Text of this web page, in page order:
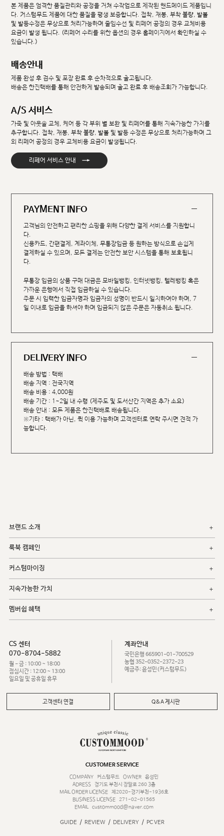
본 제품은 엄격한 품질관리와 공정을 거쳐 수작업으로 제작된 핸드메이드 제품입니
다. 커스텀무드 제품에 대한 품질을 평생 보증합니다. 접착, 재봉, 부착 불량, 발볼
및 발등수정은 무상으로 처리가능하며 줄임수선 및 리페어 공정의 경우 교체비용
요금이 발생 됩니다. (리페어 수리를 위한 옵션의 경우 홈페이지에서 확인하실 수
있습니다.)
배송안내
제품 완성 후 검수 및 포장 완료 후 순차적으로 출고됩니다.
배송은 한진택배를 통해 안전하게 발송되며 출고 완료 후 배송조회가 가능합니다.
A/S 서비스
가죽 및 아웃솔 교체, 케어 등 각 부위 별 보완 및 리페어를 통해 지속가능한 가치를
추구합니다. 접착, 재봉, 부착 불량, 발볼 및 발등 수정은 무상으로 처리가능하며 그
외 리페어 공정의 경우 교체비용 요금이 발생됩니다.
리페어 서비스 안내 →
PAYMENT INFO
고객님의 안전하고 편리한 쇼핑을 위해 다양한 결제 서비스를 지원합니
다.
신용카드, 간편결제, 계좌이체, 무통장입금 등 원하는 방식으로 손쉽게
결제하실 수 있으며, 모든 결제는 안전한 보안 시스템을 통해 보호됩니
다.
무통장 입금의 상품 구매 대금은 모바일뱅킹, 인터넷뱅킹, 텔레뱅킹 혹은
가까운 은행에서 직접 입금하실 수 있습니다.
주문 시 입력한 입금자명과 입금자의 성명이 반드시 일치하여야 하며, 7
일 이내로 입금을 하셔야 하며 입금되지 않은 주문은 자동취소 됩니다.
DELIVERY INFO
배송 방법 : 택배
배송 지역 : 전국지역
배송 비용 : 4,000원
배송 기간 : 1~2일 내 수령 (제주도 및 도서산간 지역은 추가 소요)
배송 안내 : 모든 제품은 한진택배로 배송됩니다.
※기타 : 택배가 아닌, 퀵 이용 가능하며 고객센터로 연락 주시면 견적 가
능합니다.
브랜드 소개
룩북 캠페인
커스텀마이징
지속가능한 가치
멤버쉽 혜택
CS 센터
070-8704-5882
월 - 금 : 10:00 ~ 18:00
점심시간 : 12:00 ~ 13:00
일요일 및 공휴일 휴무
계좌안내
국민은행 665901-01-700529
농협 352-0352-2372-23
예금주: 윤성민(커스텀무드)
고객센터 연결 Q&A 게시판
CUSTOMER SERVICE
COMPANY
커스텀무드 OWNER
윤성민
ADRESS
경기도 부천시 장말로 260 3층
MAIL ORDER LICENSE
제2020-경기부천-1936호
BUSINESS LICENSE 271-02-01565
EMAIL
custommood@naver.com
GUIDE / REVIEW / DELIVERY / PC VER